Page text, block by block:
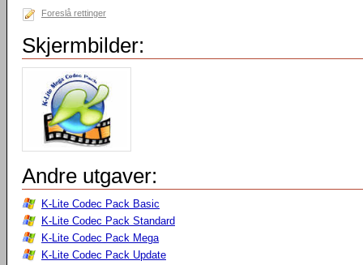
Foreslå rettinger
Skjermbilder:
Andre utgaver:
K-Lite Codec Pack Basic
K-Lite Codec Pack Standard
K-Lite Codec Pack Mega
K-Lite Codec Pack Update